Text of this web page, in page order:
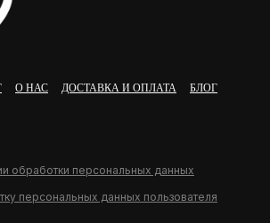
О НАС ДОСТАВКА И ОПЛАТА
БЛОГ
обработки персональных данных
персональных данных пользователя